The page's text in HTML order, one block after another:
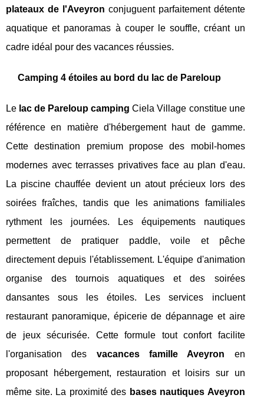
plateaux de l'Aveyron conjuguent parfaitement détente
aquatique et panoramas à couper le souffle, créant un
cadre idéal pour des vacances réussies.
Camping 4 étoiles au bord du lac de Pareloup
Le lac de Pareloup camping Ciela Village constitue une
référence en matière d'hébergement haut de gamme.
Cette destination premium propose des mobil-homes
modernes avec terrasses privatives face au plan d'eau.
La piscine chauffée devient un atout précieux lors des
soirées fraîches, tandis que les animations familiales
rythment les journées. Les équipements nautiques
permettent de pratiquer paddle, voile et pêche
directement depuis l'établissement. L'équipe d'animation
organise des tournois aquatiques et des soirées
dansantes sous les étoiles. Les services incluent
restaurant panoramique, épicerie de dépannage et aire
de jeux sécurisée. Cette formule tout confort facilite
l'organisation des vacances famille Aveyron en
proposant hébergement, restauration et loisirs sur un
même site. La proximité des bases nautiques Aveyron